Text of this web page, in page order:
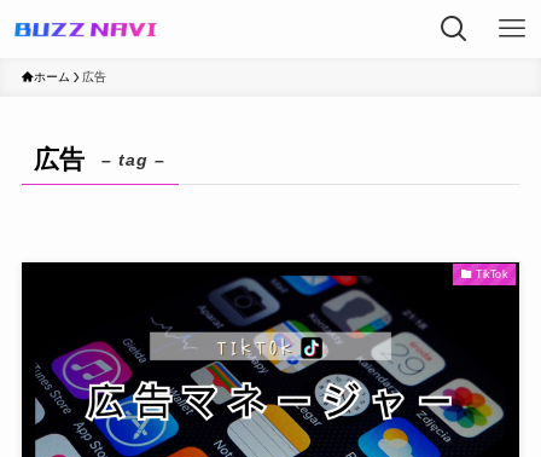
ホーム 広告
広告 – tag –
TikTok